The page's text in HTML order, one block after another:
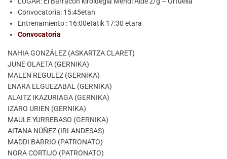
Convocatoria: 15:45etan
Entrenamiento : 16:00etatik 17:30 etara
Convocatoria
NAHIA GONZÁLEZ (ASKARTZA CLARET)
JUNE OLAETA (GERNIKA)
MALEN REGULEZ (GERNIKA)
ENARA ELGUEZABAL (GERNIKA)
ALAITZ IKAZURIAGA (GERNIKA)
IZARO URIEN (GERNIKA)
MAULE YURREBASO (GERNIKA)
AITANA NÚÑEZ (IRLANDESAS)
MADDI BARRIO (PATRONATO)
NORA CORTIJO (PATRONATO)